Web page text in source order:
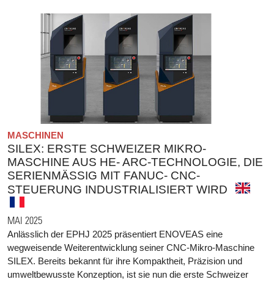
MASCHINEN
SILEX: ERSTE SCHWEIZER MIKRO-
MASCHINE AUS HE- ARC-TECHNOLOGIE, DIE
SERIENMÄSSIG MIT FANUC- CNC-
STEUERUNG INDUSTRIALISIERT WIRD
MAI 2025
Anlässlich der EPHJ 2025 präsentiert ENOVEAS eine
wegweisende Weiterentwicklung seiner CNC-Mikro-Maschine
SILEX. Bereits bekannt für ihre Kompaktheit, Präzision und
umweltbewusste Konzeption, ist sie nun die erste Schweizer